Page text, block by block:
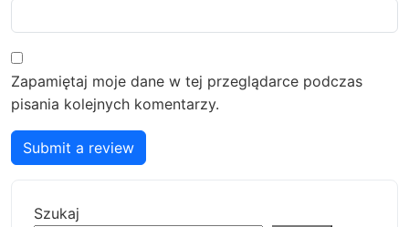
Zapamiętaj moje dane w tej przeglądarce podczas
pisania kolejnych komentarzy.
Submit a review
Szukaj